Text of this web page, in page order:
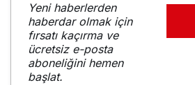
Yeni haberlerden
haberdar olmak için
fırsatı kaçırma ve
ücretsiz e-posta
aboneliğini hemen
başlat.